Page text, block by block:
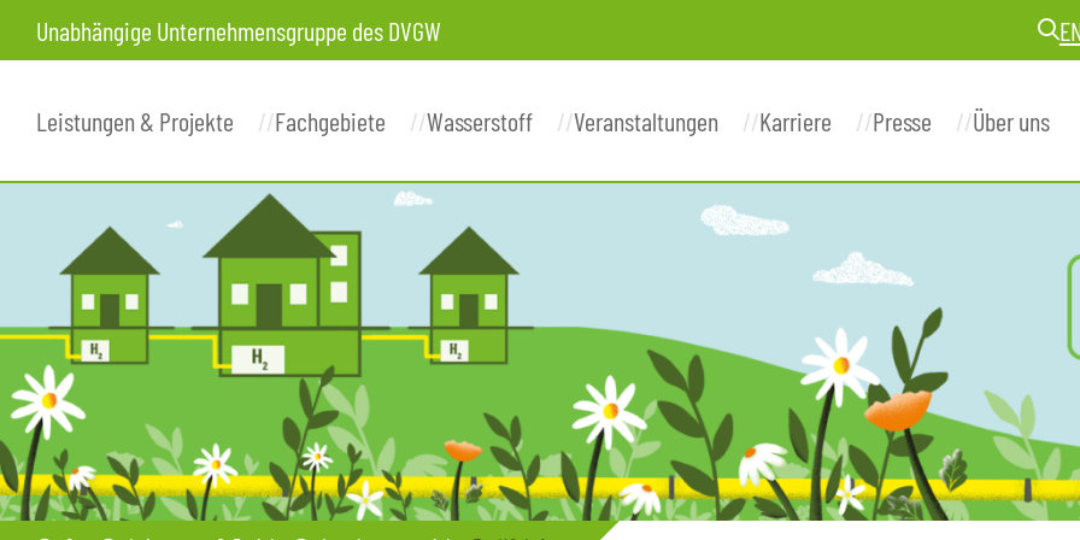
Unabhängige Unternehmensgruppe des DVGW
Leistungen & Projekte Fachgebiete Wasserstoff Veranstaltungen Karriere Presse Über uns